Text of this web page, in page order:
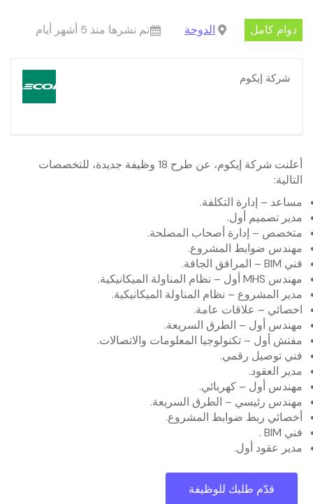
دوام كامل الدوحة تم نشرها منذ 5 أشهر أيام
شركة إيكوم
أعلنت شركة إيكوم، عن طرح 18 وظيفة جديدة، للتخصصات
التالية:
مساعد – إدارة التكلفة.
مدير تصميم أول.
متخصص – إدارة أصحاب المصلحة.
مهندس ضوابط المشروع.
فني BIM – المرافق الجافة.
مهندس MHS أول – نظام المناولة الميكانيكية.
مدير المشروع – نظام المناولة الميكانيكية.
اخصائي – علاقات عامة.
مهندس أول – الطرق السريعة.
مفتش أول – تكنولوجيا المعلومات والاتصالات.
فني توصيل رقمي.
مدير العقود.
مهندس أول – كهربائي.
مهندس رئيسي – الطرق السريعة.
أخصائي ربط ضوابط المشروع.
فني BIM .‏
مدير عقود أول.